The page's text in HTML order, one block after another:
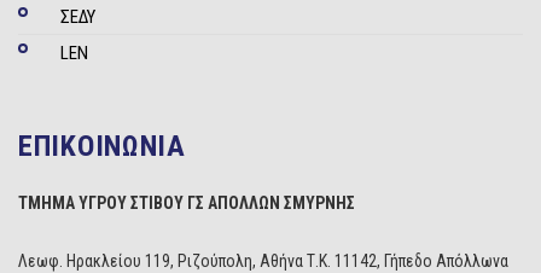
ΣΕΔΥ
LEN
ΕΠΙΚΟΙΝΩΝΙΑ
ΤΜΗΜΑ ΥΓΡΟΥ ΣΤΙΒΟΥ ΓΣ ΑΠΟΛΛΩΝ ΣΜΥΡΝΗΣ
Λεωφ. Ηρακλείου 119, Ριζούπολη, Αθήνα Τ.Κ. 11142, Γήπεδο Απόλλωνα